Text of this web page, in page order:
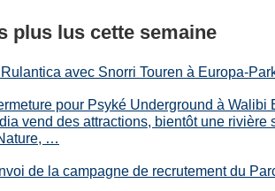
plus lus cette semaine
avec Snorri Touren à Europa-
pour Psyké Underground à Walibi
vend des attractions, bientôt une rivière
…
de la campagne de recrutement du